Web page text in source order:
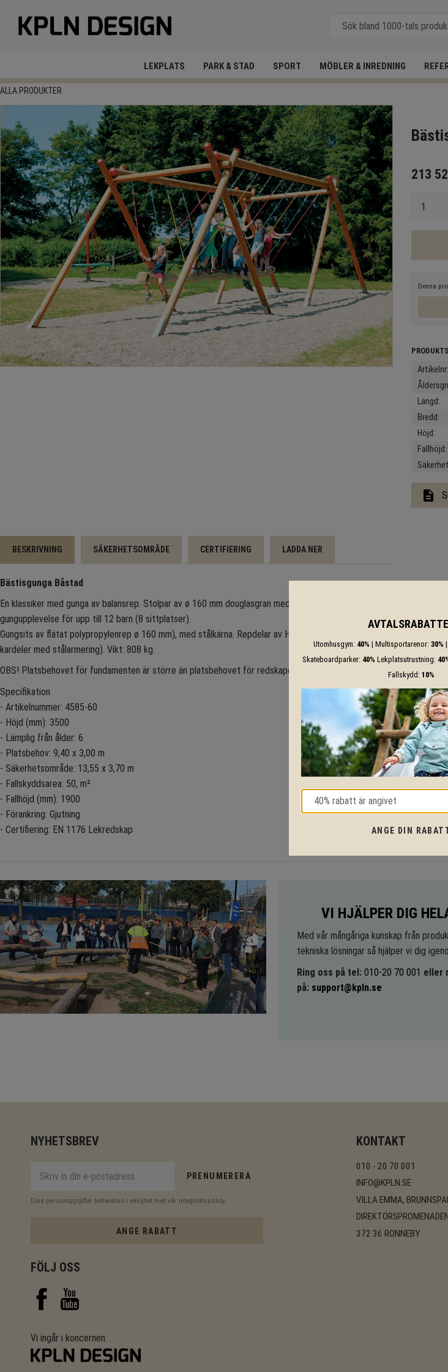
LEKPLATS PARK & STAD SPORT MÖBLER & INREDNING
ALLA PRODUKTER
213
Denna
Artikelnr
Längd
Bredd
Höjd
Fallhöjd
description
BESKRIVNING SÄKERHETSOMRÅDE CERTIFIERING LADDA NER
Bästisgunga Båstad
En klassiker med gunga av balansrep. Stolpar av ø 160 mm douglasgran med stolpskor av stål. En
gungupplevelse för upp till 12 barn (8 sittplatser).
Gungsits av flätat polypropylenrep ø 160 mm), med stålkärna. Repdelar av Herkulesrep (ø 16 mm, 6
kardeler med stålarmering). Vikt: 808 kg.
OBS! Platsbehovet för fundamenten är större än platsbehovet för redskapet.
Specifikation
- Artikelnummer: 4585-60
- Höjd (mm): 3500
- Lämplig från ålder: 6
- Platsbehov: 9,40 x 3,00 m
- Säkerhetsområde: 13,55 x 3,70 m
- Fallskyddsarea: 50, m²
- Fallhöjd (mm): 1900
- Förankring: Gjutning
- Certifiering: EN 1176 Lekredskap
VI HJÄLPER DIG
Med vår mångåriga kunskap från
tekniska lösningar så hjälper vi dig
Ring oss på tel: 010-20 70 001 eller
på: support@kpln.se
NYHETSBREV
PRENUMERERA
Dina personuppgifter behandlas i enlighet med vår integritetspolicy.
ANGE RABATT
KONTAKT
010 - 20 70 001
INFO@KPLN.SE
VILLA EMMA,
372 36 RONNEBY
FÖLJ OSS
Vi ingår i koncernen:
Utomhusgym: 40% | Multisportarenor: 30%
Skateboardparker: 40% Lekplatsutrustning:
Fallskydd: 10%
ANGE DIN